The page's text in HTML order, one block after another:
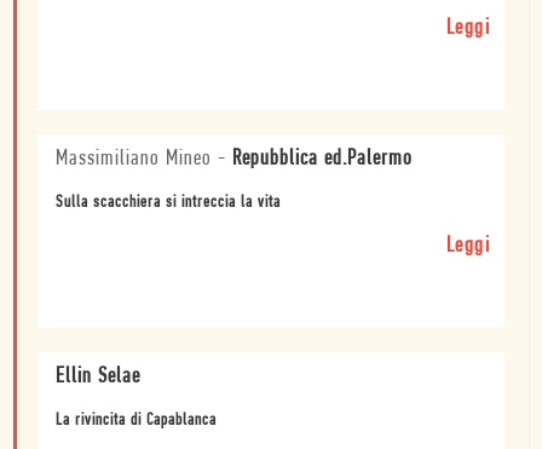
Leggi
Massimiliano Mineo - Repubblica ed.Palermo
Sulla scacchiera si intreccia la vita
Leggi
Ellin Selae
La rivincita di Capablanca